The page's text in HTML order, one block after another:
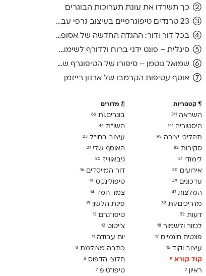
כך תשרדו את עונת תערוכות הבוגרים
23 טרנדים טיפוגרפיים בעיצוב גרפי עברי, ועוד אחד לשנה הבאה
בכל דור ודור: ההגדה החדשה של אסופה, מהדורת 2026
סיגלית – פונט ידני ברוח ולדורף לשימוש חופשי
שמואל גוטמן – סיפורו של הטיפוגרף שמאחורי גופני מיקרוסופט, כפי שנחשף בארכיון של נינתו
אוסף עטיפות הקרמבו של ארנון רייזמן
קטגוריות
השראה 311
היסטוריה 141
תהליכי יצירה 95
סקירות 82
לימודִי 51
אירועים 50
עדכונים 49
המלצות47
מדריכים/ות 32
דעות 32
לגזור ולשמור 18
פונטים חינמיים 17
עיצוב וקוד 16
קול קורא 9
ראיון 7
מדורים
בוגרים.ות 66
השו״ת 44
עיצוב בחו"ל 23
האוסף שלי 21
גיבאווייז 20
דור המייסדים 16
טיפולינקס 15
צמד חמד 14
פינת הלשון 13
טיפו־גרם 12
צ׳יטוט 12
יום עבודה 11
כתבה מצולמת 8
חלוצי הדפוס 8
טיפו־טיפ 7